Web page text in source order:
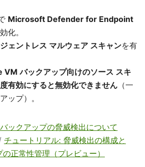
Microsoft Defender for Endpoint
化。
ェントレス マルウェア スキャンを有
VM バックアップ向けのソース スキ
有効にすると無効化できません （一
ップ）。
ックアップの脅威検出について
チュートリアル: 脅威検出の構成と
正常性管理（プレビュー）